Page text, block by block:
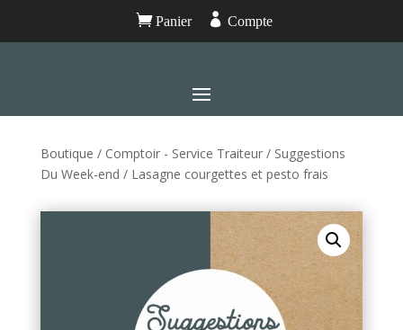
Panier  Compte
Boutique / Comptoir - Service Traiteur/ Suggestions
Du Week-end / Lasagne courgettes et pesto frais